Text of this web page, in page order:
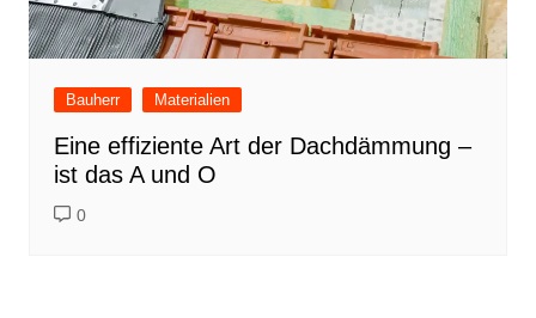
Bauherr Materialien
Eine effiziente Art der Dachdämmung –
ist das A und O
0